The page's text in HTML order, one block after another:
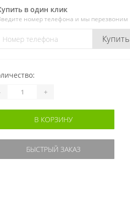
в один клик
номер телефона и мы перезвоним
Купить
+
В КОРЗИНУ
БЫСТРЫЙ ЗАКАЗ